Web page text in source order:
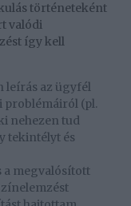
történeteként
valódi
így kell
leírás az ügyfél
problémáiról (pl.
nehezen tud
tekintélyt és
a megvalósított